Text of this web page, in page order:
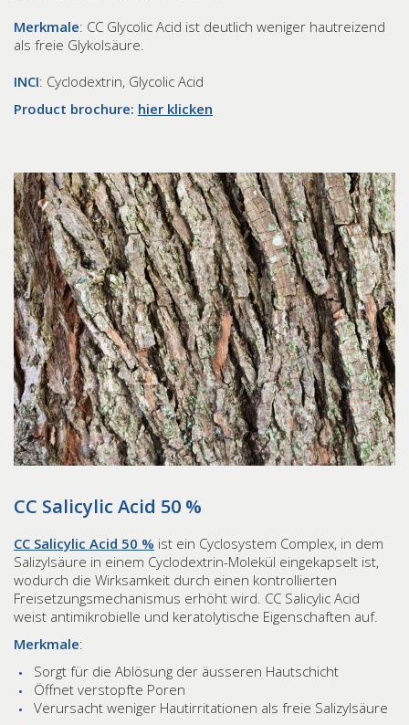
Merkmale: CC Glycolic Acid ist deutlich weniger hautreizend
als freie Glykolsäure.
INCI: Cyclodextrin, Glycolic Acid
Product brochure: hier klicken
CC Salicylic Acid 50 %
CC Salicylic Acid 50 % ist ein Cyclosystem Complex, in dem
Salizylsäure in einem Cyclodextrin-Molekül eingekapselt ist,
wodurch die Wirksamkeit durch einen kontrollierten
Freisetzungsmechanismus erhöht wird. CC Salicylic Acid
weist antimikrobielle und keratolytische Eigenschaften auf.
Merkmale:
Sorgt für die Ablösung der äusseren Hautschicht
Öffnet verstopfte Poren
Verursacht weniger Hautirritationen als freie Salizylsäure